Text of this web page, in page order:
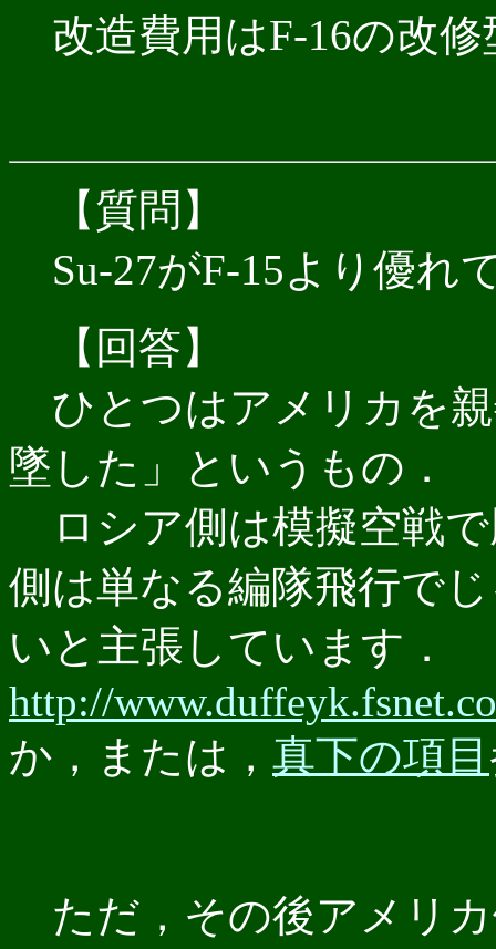
改造費用はF-16の改
【質問】
Su-27がF-15より優れ
【回答】
ひとつはアメリカを親
墜した」というもの．
ロシア側は模擬空戦
側は単なる編隊飛行で
いと主張しています．
http://
か，または， 真下の項目
ただ，その後アメリ